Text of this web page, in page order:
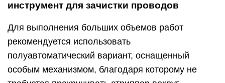
давления на рукоять удалить изоляцию. Купить
такой стриппер можно за 1200-2500 руб.
Важно! Полуавтоматический стриппер оснащен
ограничителем, благодаря которому изоляция не
удалится дальше выбранного предела.